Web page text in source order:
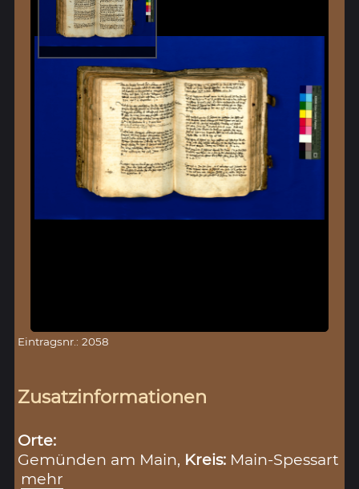
Eintragsnr.: 2058
Zusatzinformationen
Orte:
Gemünden am Main, Kreis: Main-Spessart
mehr